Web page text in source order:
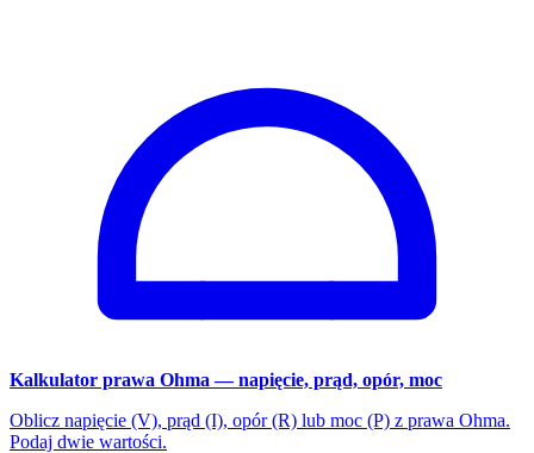
Kalkulator prawa Ohma — napięcie, prąd, opór, moc
Oblicz napięcie (V), prąd (I), opór (R) lub moc (P) z prawa Ohma.
Podaj dwie wartości.